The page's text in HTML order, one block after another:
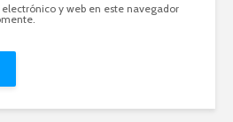
y web en este navegador